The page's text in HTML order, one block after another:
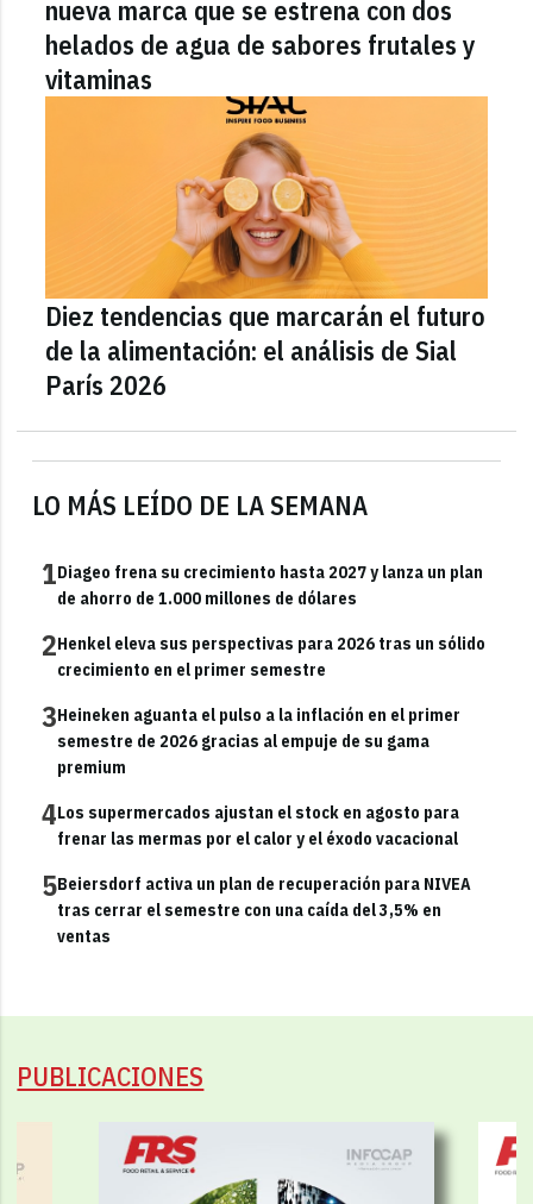
LO MÁS LEÍDO DE LA SEMANA
1Diageo frena su crecimiento hasta 2027 y lanza un plan
de ahorro de 1.000 millones de dólares
2Henkel eleva sus perspectivas para 2026 tras un sólido
crecimiento en el primer semestre
3Heineken aguanta el pulso a la inflación en el primer
semestre de 2026 gracias al empuje de su gama
premium
4Los supermercados ajustan el stock en agosto para
frenar las mermas por el calor y el éxodo vacacional
5Beiersdorf activa un plan de recuperación para NIVEA
tras cerrar el semestre con una caída del 3,5% en
ventas
nueva marca que se estrena con dos
helados de agua de sabores frutales y
vitaminas
Diez tendencias que marcarán el futuro
de la alimentación: el análisis de Sial
París 2026
PUBLICACIONES